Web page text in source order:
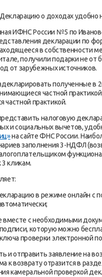
Декларацию о доходах удобно
ИФНС России №5 по
декларации по
в собственности
получили подарки не
от зарубежных источников.
полученные
частной
частной практикой.
налоговую
и социальных вычетов,
на сайте ФНС России.
заполнения 3-НДФЛ
3 кликам.
в режиме онлайн с
вместе с необходимыми
которую можно
проверки электронной
и отправить заявление на
к возврату отразится в
камеральной проверкой